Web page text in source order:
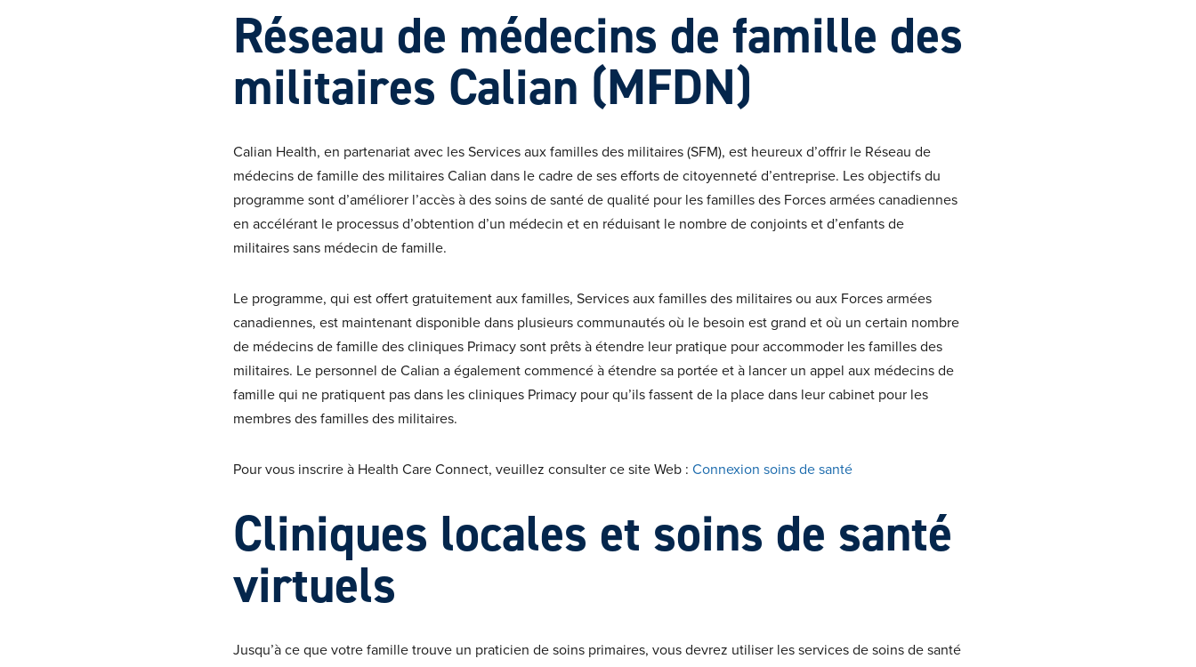
Réseau de médecins de famille des
militaires Calian (MFDN)
Calian Health, en partenariat avec les Services aux familles des militaires (SFM), est heureux d’offrir le Réseau de
médecins de famille des militaires Calian dans le cadre de ses efforts de citoyenneté d’entreprise. Les objectifs du
programme sont d’améliorer l’accès à des soins de santé de qualité pour les familles des Forces armées canadiennes
en accélérant le processus d’obtention d’un médecin et en réduisant le nombre de conjoints et d’enfants de
militaires sans médecin de famille.
Le programme, qui est offert gratuitement aux familles, Services aux familles des militaires ou aux Forces armées
canadiennes, est maintenant disponible dans plusieurs communautés où le besoin est grand et où un certain nombre
de médecins de famille des cliniques Primacy sont prêts à étendre leur pratique pour accommoder les familles des
militaires. Le personnel de Calian a également commencé à étendre sa portée et à lancer un appel aux médecins de
famille qui ne pratiquent pas dans les cliniques Primacy pour qu’ils fassent de la place dans leur cabinet pour les
membres des familles des militaires.
Pour vous inscrire à Health Care Connect, veuillez consulter ce site Web : Connexion soins de santé
Cliniques locales et soins de santé
virtuels
Jusqu’à ce que votre famille trouve un praticien de soins primaires, vous devrez utiliser les services de soins de santé